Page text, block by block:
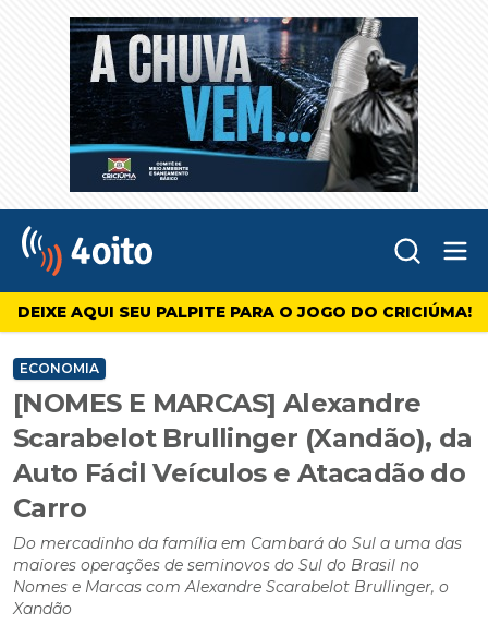
4oito
DEIXE AQUI SEU PALPITE PARA O JOGO DO CRICIÚMA!
ECONOMIA
[NOMES E MARCAS] Alexandre
Scarabelot Brullinger (Xandão), da
Auto Fácil Veículos e Atacadão do
Carro
Do mercadinho da família em Cambará do Sul a uma das
maiores operações de seminovos do Sul do Brasil no
Nomes e Marcas com Alexandre Scarabelot Brullinger, o
Xandão